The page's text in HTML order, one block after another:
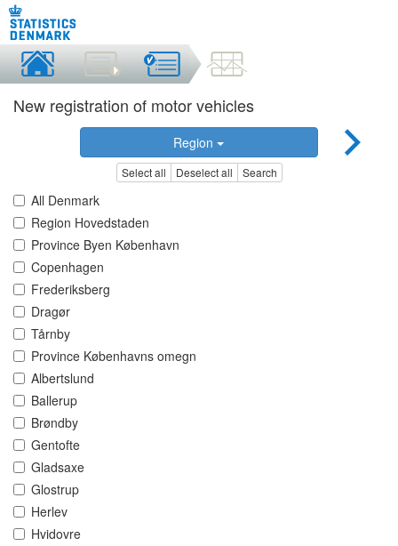
New registration of motor vehicles
Region
Select all Deselect all Search
All Denmark
Region Hovedstaden
Province Byen København
Copenhagen
Frederiksberg
Dragør
Tårnby
Province Københavns omegn
Albertslund
Ballerup
Brøndby
Gentofte
Gladsaxe
Glostrup
Herlev
Hvidovre